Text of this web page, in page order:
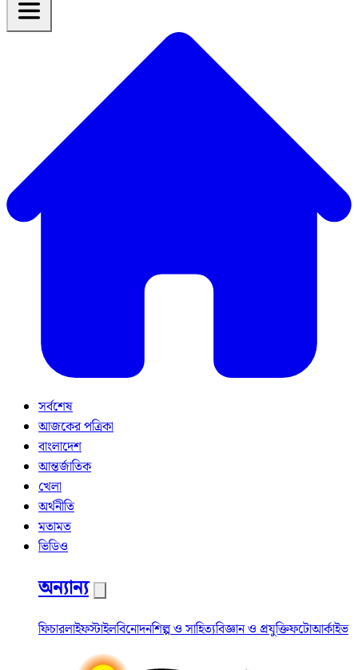
সর্বশেষ
আজকের পত্রিকা
বাংলাদেশ
আন্তর্জাতিক
খেলা
অর্থনীতি
মতামত
ভিডিও
অন্যান্য
ফিচারলাইফস্টাইলবিনোদনশিল্প ও সাহিত্যবিজ্ঞান ও প্রযুক্তিফটোআর্কাইভ